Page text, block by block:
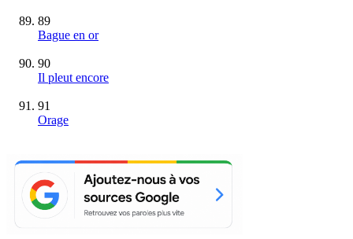
89
Bague en or
90
Il pleut encore
91
Orage